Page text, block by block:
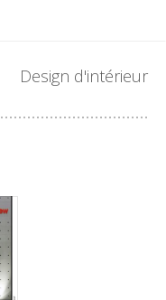
Design d'intérieur